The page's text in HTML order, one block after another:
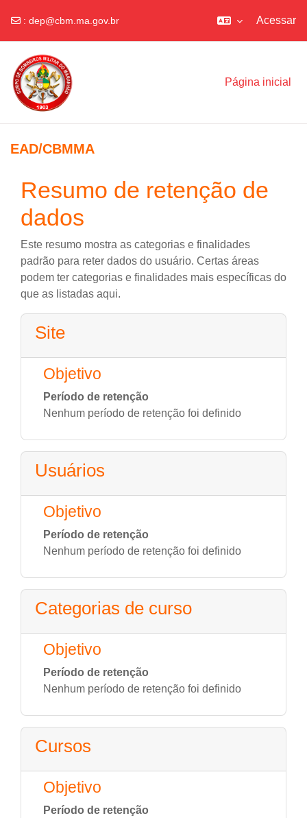
: dep@cbm.ma.gov.br Acessar
Página inicial
EAD/CBMMA
Resumo de retenção de
dados
Este resumo mostra as categorias e finalidades
padrão para reter dados do usuário. Certas áreas
podem ter categorias e finalidades mais específicas do
que as listadas aqui.
Site
Objetivo
Período de retenção
Nenhum período de retenção foi definido
Usuários
Objetivo
Período de retenção
Nenhum período de retenção foi definido
Categorias de curso
Objetivo
Período de retenção
Nenhum período de retenção foi definido
Cursos
Objetivo
Período de retenção